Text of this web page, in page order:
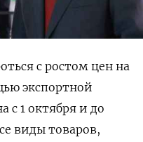
с ростом цен на
экспортной
с 1 октября и до
виды товаров,